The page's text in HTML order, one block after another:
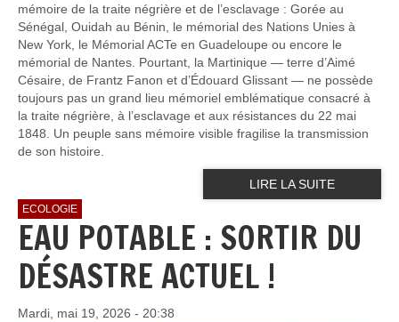
mémoire de la traite négrière et de l’esclavage : Gorée au
Sénégal, Ouidah au Bénin, le mémorial des Nations Unies à
New York, le Mémorial ACTe en Guadeloupe ou encore le
mémorial de Nantes. Pourtant, la Martinique — terre d’Aimé
Césaire, de Frantz Fanon et d’Édouard Glissant — ne possède
toujours pas un grand lieu mémoriel emblématique consacré à
la traite négrière, à l’esclavage et aux résistances du 22 mai
1848. Un peuple sans mémoire visible fragilise la transmission
de son histoire.
LIRE LA SUITE
ECOLOGIE
EAU POTABLE : SORTIR DU
DÉSASTRE ACTUEL !
Mardi, mai 19, 2026 - 20:38